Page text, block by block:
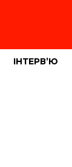
ІНТЕРВ’Ю